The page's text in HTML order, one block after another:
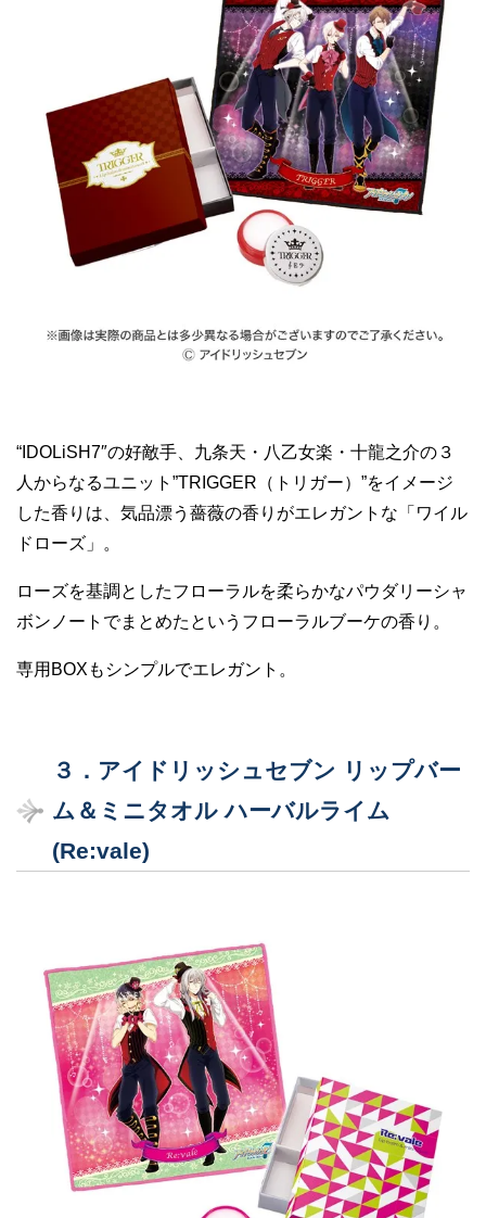
“IDOLiSH7″の好敵手、九条天・八乙女楽・十龍之介の３
人からなるユニット”TRIGGER（トリガー）”をイメージ
した香りは、気品漂う薔薇の香りがエレガントな「ワイル
ドローズ」。
ローズを基調としたフローラルを柔らかなパウダリーシャ
ボンノートでまとめたというフローラルブーケの香り。
専用BOXもシンプルでエレガント。
３．アイドリッシュセブン リップバー
ム＆ミニタオル ハーバルライム
(Re:vale)